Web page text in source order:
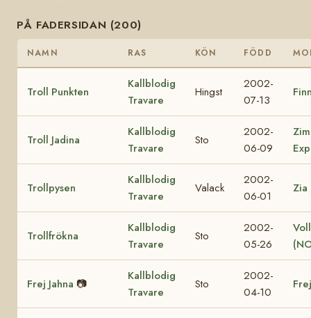
PÅ FADERSIDAN (200)
NAMN RAS KÖN FÖDD
Troll Punkten
Kallblodig
Travare
Hingst
2002-
07-13
Troll Jadina
Kallblodig
Travare
Sto
2002-
06-09
Trollpysen
Kallblodig
Travare
Valack
2002-
06-01
Zia
Trollfrökna
Kallblodig
Travare
Sto
2002-
05-26
Frej Jahna 📷
Kallblodig
Travare
Sto
2002-
04-10